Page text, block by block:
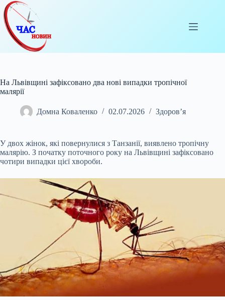
Перейти
до
вмісту
На Львівщині зафіксовано два нові випадки тропічної
малярії
Домна Коваленко 02.07.2026 Здоров’я
У двох жінок, які повернулися з Танзанії, виявлено тропічну
малярію. З початку поточного року на Львівщині зафіксовано
чотири випадки цієї хвороби.